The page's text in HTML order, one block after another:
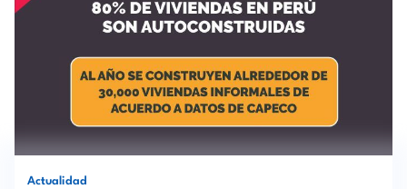
Actualidad